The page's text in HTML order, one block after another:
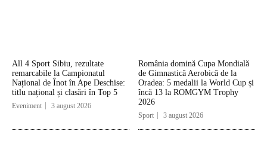
All 4 Sport Sibiu, rezultate
remarcabile la Campionatul
Național de Înot în Ape Deschise:
titlu național și clasări în Top 5
Eveniment 3 august 2026
România domină Cupa Mondială
de Gimnastică Aerobică de la
Oradea: 5 medalii la World Cup și
încă 13 la ROMGYM Trophy
2026
Sport 3 august 2026